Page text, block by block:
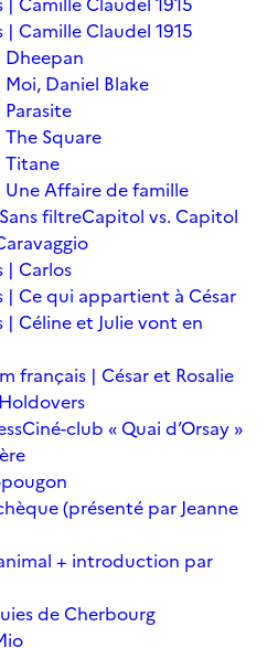
Camille Claudel 1915
Dheepan
Daniel Blake
Square
Titane
Affaire de famille
filtreCapitol vs. Capitol
| Carlos
| Ce qui appartient à César
Céline et Julie vont en
français | César et Rosalie
Ciné-club « Quai d’Orsay »
(présenté par Jeanne
+ introduction par
de Cherbourg